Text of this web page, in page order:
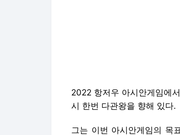
이어 "좋은 기록을 내면서
세계적인 선수로 성장하며
항저우 대회 금메달 합작